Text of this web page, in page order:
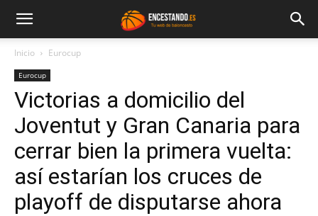
Inicio Eurocup
Eurocup
Victorias a domicilio del
Joventut y Gran Canaria para
cerrar bien la primera vuelta:
así estarían los cruces de
playoff de disputarse ahora